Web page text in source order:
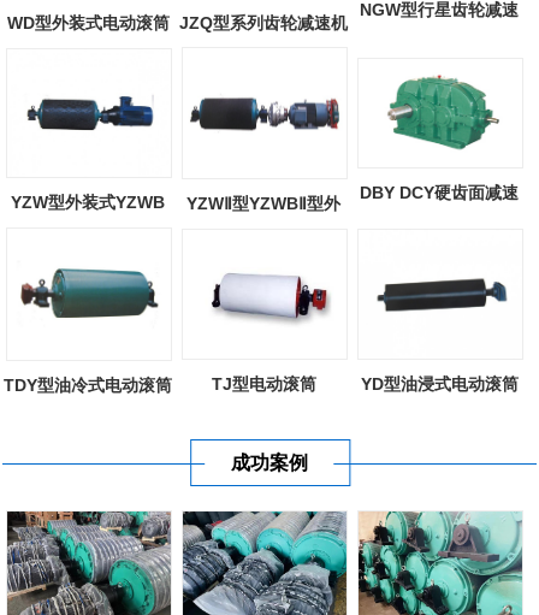
WD型外装式电动滚筒 JZQ型系列齿轮减速机
NGW型行星齿轮减速
YZW型外装式YZWB
YZWⅡ型YZWBⅡ型外
DBY DCY硬齿面减速
TDY型油冷式电动滚筒 TJ型电动滚筒 YD型油浸式电动滚筒
成功案例